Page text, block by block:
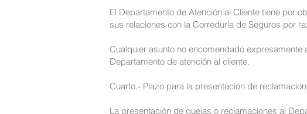
El Departamento de Atención al Cliente tiene por
sus relaciones con la Correduría de Seguros por
Cualquier asunto no encomendado
Departamento de atención al cliente.
Cuarto.- Plazo para la presentación de
La presentación de quejas o reclamaciones al